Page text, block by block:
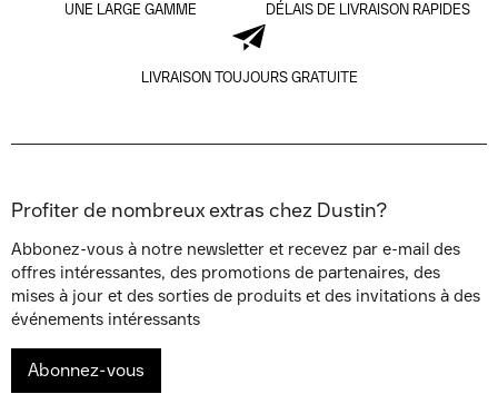
UNE LARGE GAMME DÉLAIS DE LIVRAISON RAPIDES
LIVRAISON TOUJOURS GRATUITE
Profiter de nombreux extras chez Dustin?
Abbonez-vous à notre newsletter et recevez par e-mail des
offres intéressantes, des promotions de partenaires, des
mises à jour et des sorties de produits et des invitations à des
événements intéressants
Abonnez-vous